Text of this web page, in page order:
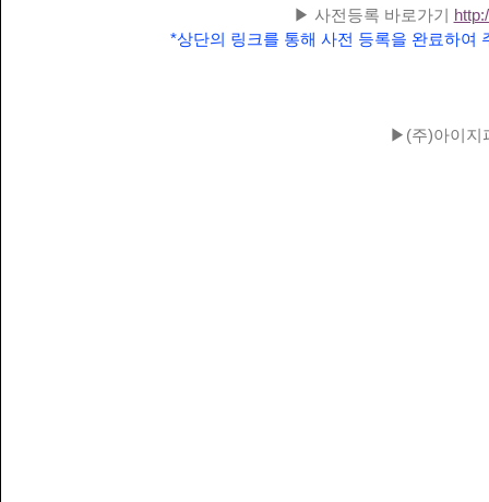
▶ 사전등록 바로가기
*상단의 링크를 통해 사전 등록을 완료하여
▶(주)아이지